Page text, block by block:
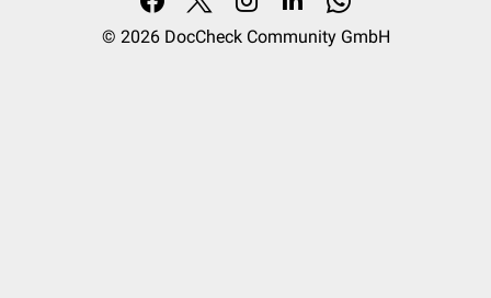
© 2026 DocCheck Community GmbH